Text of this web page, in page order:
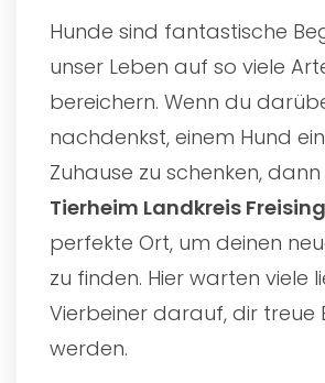
Hunde sind fantastische
unser Leben auf so viele
bereichern. Wenn du
nachdenkst, einem Hund
Zuhause zu schenken,
Tierheim Landkreis
perfekte Ort, um deinen
zu finden. Hier warten viele
Vierbeiner darauf, dir treue
werden.